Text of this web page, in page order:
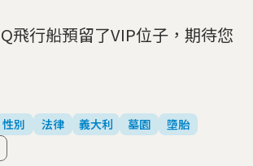
飛行船預留了VIP位子，期待您
性別 法律 義大利 墓園
墮胎